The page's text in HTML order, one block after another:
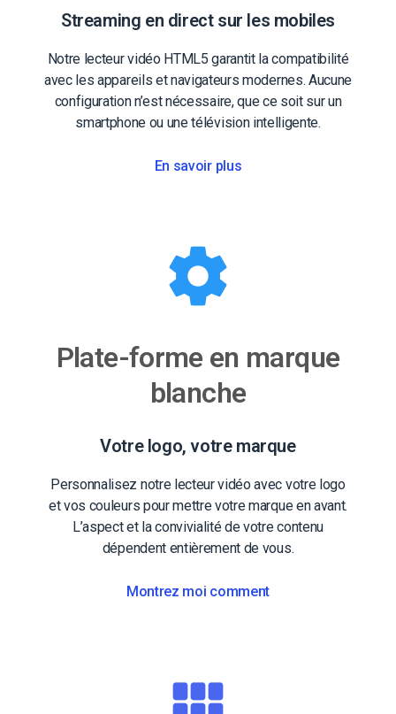
Streaming en direct sur les mobiles
Notre lecteur vidéo HTML5 garantit la compatibilité
avec les appareils et navigateurs modernes. Aucune
configuration n’est nécessaire, que ce soit sur un
smartphone ou une télévision intelligente.
En savoir plus
Plate-forme en marque
blanche
Votre logo, votre marque
Personnalisez notre lecteur vidéo avec votre logo
et vos couleurs pour mettre votre marque en avant.
L’aspect et la convivialité de votre contenu
dépendent entièrement de vous.
Montrez moi comment